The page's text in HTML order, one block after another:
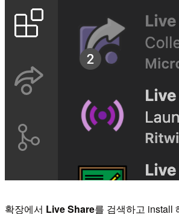
확장에서 Live Share를 검색하고 install